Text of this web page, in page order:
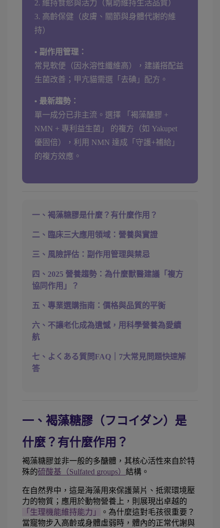
2. 維持食慾與活力（幫助維持生活品質）
3. 高齡保健（皮膚、關節與身體代謝的維
持）
• 副作用管理：
常見軟便（因水溶性纖維高），建議搭配益
生菌改善；甲亢貓需選「去碘」配方。
• 最新趨勢：
單一成分已非主流。選擇 「褐藻醣膠 +
NMN + 專利益生菌」 的複方（如 Yakupet
優固倍），利用 NMN 達成「守護+補給」
的複方效應。
一、褐藻糖膠是什麼？有什麼作用？
二、臨床三大應用領域：營養與實證
三、風險評估：副作用管理與禁忌
四、2025 營養趨勢：為什麼獸醫建議「複方
協同作用」？
五、專業選購指南：價格與品質的平衡
六、不讓老化成為遺憾，用科學營養為愛續
航
七、よくある質問FAQ｜7大常見問題快速解
答
一、褐藻糖膠（フコイダン）是
什麼？有什麼作用？
褐藻糖膠並非一般的多醣體，其核心活性來自於特
殊的硫酸基（Sulfated groups） 結構。
在自然界中，這是海藻用來保護葉片、抵禦環境壓
力的物質；應用於動物營養上，則展現出卓越的
「生理機能維持能力」
。為什麼這對毛孩很重要？
當寵物步入高齡或身體虛弱時，體內的正常代謝與